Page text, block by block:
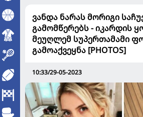
ვანდა ნარას მორიგი
გამომწერებს - იკარდის
მეუღლემ სუპერთამამი
გამოაქვეყნა [PHOTOS]
10:33/29-05-2023